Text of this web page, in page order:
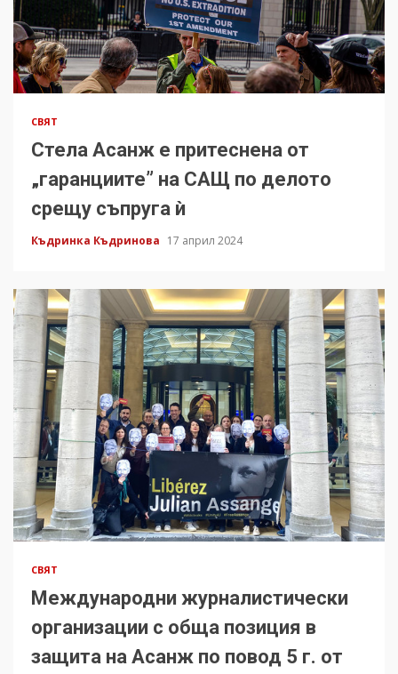
СВЯТ
Стела Асанж е притеснена от
„гаранциите” на САЩ по делото
срещу съпруга ѝ
Къдринка Къдринова 17 април 2024
СВЯТ
Международни журналистически
организации с обща позиция в
защита на Асанж по повод 5 г. от